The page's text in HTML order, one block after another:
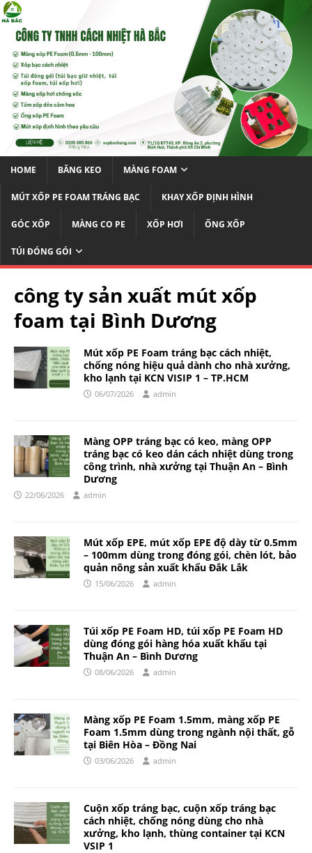
HOME BĂNG KEO MÀNG FOAM
MÚT XỐP PE FOAM TRÁNG BẠC KHAY XỐP ĐỊNH HÌNH
GÓC XỐP MÀNG CO PE XỐP HƠI ỐNG XỐP
TÚI ĐÓNG GÓI
công ty sản xuất mút xốp
foam tại Bình Dương
Mút xốp PE Foam tráng bạc cách nhiệt,
chống nóng hiệu quả dành cho nhà xưởng,
kho lạnh tại KCN VISIP 1 – TP.HCM
06/07/2026 admin
Màng OPP tráng bạc có keo, màng OPP
tráng bạc có keo dán cách nhiệt dùng trong
công trình, nhà xưởng tại Thuận An – Bình
Dương
22/06/2026 admin
Mút xốp EPE, mút xốp EPE độ dày từ 0.5mm
– 100mm dùng trong đóng gói, chèn lót, bảo
quản nông sản xuất khẩu Đắk Lắk
15/06/2026 admin
Túi xốp PE Foam HD, túi xốp PE Foam HD
dùng đóng gói hàng hóa xuất khẩu tại
Thuận An – Bình Dương
08/06/2026 admin
Màng xốp PE Foam 1.5mm, màng xốp PE
Foam 1.5mm dùng trong ngành nội thất, gỗ
tại Biên Hòa – Đồng Nai
03/06/2026 admin
Cuộn xốp tráng bạc, cuộn xốp tráng bạc
cách nhiệt, chống nóng dùng cho nhà
xưởng, kho lạnh, thùng container tại KCN
VSIP 1